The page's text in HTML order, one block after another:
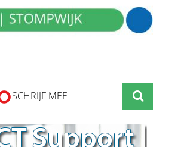
SCHRIJF MEE